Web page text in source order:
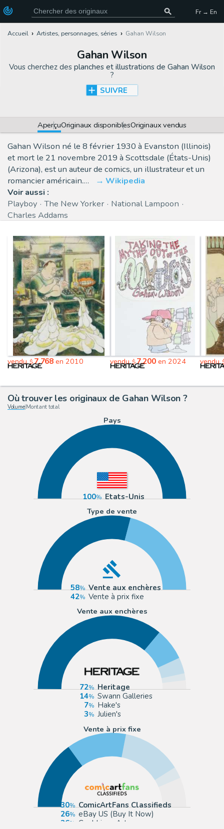
Fr → En
Accueil Artistes, personnages, séries Gahan Wilson
Gahan Wilson
Vous cherchez des planches et illustrations de Gahan Wilson
?
SUIVRE
AperçuOriginaux disponiblesOriginaux vendus
Gahan Wilson né le 8 février 1930 à Evanston (Illinois)
et mort le 21 novembre 2019 à Scottsdale (États-Unis)
(Arizona), est un auteur de comics, un illustrateur et un
romancier américain.…
Wikipedia
Voir aussi :
Playboy
The New Yorker
National Lampoon
Charles Addams
vendu$7,768en 2010 vendu$7,200en 2024 vendu
Où trouver les originaux de Gahan Wilson ?
Volume| Montant total
Pays
100
Etats-Unis
Type de vente
58
Vente aux enchères
42
Vente à prix fixe
Vente aux enchères
72
Heritage
14
Swann Galleries
7
Hake's
3
Julien's
Vente à prix fixe
30
ComicArtFans Classifieds
26
eBay US (Buy It Now)
26
Cool Lines Art